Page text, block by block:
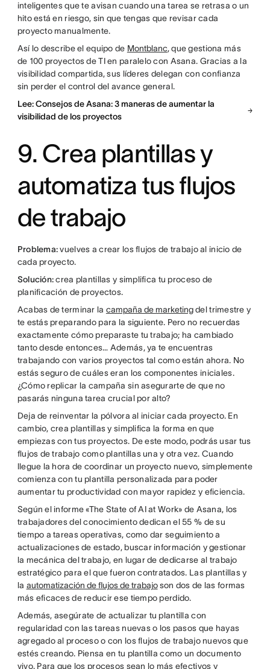
inteligentes que te avisan cuando una tarea se retrasa o un
hito está en riesgo, sin que tengas que revisar cada
proyecto manualmente.
Así lo describe el equipo de Montblanc, que gestiona más
de 100 proyectos de TI en paralelo con Asana. Gracias a la
visibilidad compartida, sus líderes delegan con confianza
sin perder el control del avance general.
Lee: Consejos de Asana: 3 maneras de aumentar la
visibilidad de los proyectos
9. Crea plantillas y
automatiza tus flujos
de trabajo
Problema:vuelves a crear los flujos de trabajo al inicio de
cada proyecto.
Solución:crea plantillas y simplifica tu proceso de
planificación de proyectos.
Acabas de terminar la campaña de marketingdel trimestre y
te estás preparando para la siguiente. Pero no recuerdas
exactamente cómo preparaste tu trabajo; ha cambiado
tanto desde entonces… Además, ya te encuentras
trabajando con varios proyectos tal como están ahora. No
estás seguro de cuáles eran los componentes iniciales.
¿Cómo replicar la campaña sin asegurarte de que no
pasarás ninguna tarea crucial por alto?
Deja de reinventar la pólvora al iniciar cada proyecto. En
cambio, crea plantillas y simplifica la forma en que
empiezas con tus proyectos. De este modo, podrás usar tus
flujos de trabajo como plantillas una y otra vez. Cuando
llegue la hora de coordinar un proyecto nuevo, simplemente
comienza con tu plantilla personalizada para poder
aumentar tu productividad con mayor rapidez y eficiencia.
Según el informe «The State of AI at Work» de Asana, los
trabajadores del conocimiento dedican el 55 % de su
tiempo a tareas operativas, como dar seguimiento a
actualizaciones de estado, buscar información y gestionar
la mecánica del trabajo, en lugar de dedicarse al trabajo
estratégico para el que fueron contratados. Las plantillas y
la automatización de flujos de trabajoson dos de las formas
más eficaces de reducir ese tiempo perdido.
Además, asegúrate de actualizar tu plantilla con
regularidad con las tareas nuevas o los pasos que hayas
agregado al proceso o con los flujos de trabajo nuevos que
estés creando. Piensa en tu plantilla como un documento
vivo. Para que los procesos sean lo más efectivos y